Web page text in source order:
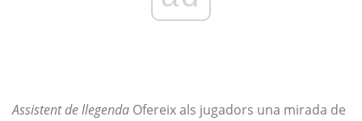
Assistent de llegenda Ofereix als jugadors una mirada de